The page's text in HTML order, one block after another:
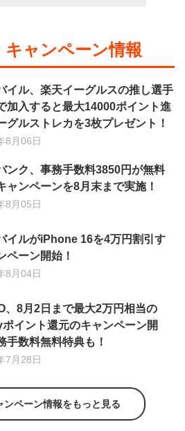
キャンペーン情報
イル、楽天イーグルスの推し選手
加入すると最大14000ポイント進
グルストレカを3枚プレゼント！
8月06日
ンク、事務手数料3850円が無料
ャンペーンを8月末まで実施！
8月05日
イルがiPhone 16を4万円割引す
ペーン開始！
8月04日
、8月2日まで最大2万円相当の
イント還元のキャンペーン開
手数料無料特典も！
7月28日
ンペーン情報をもっと見る